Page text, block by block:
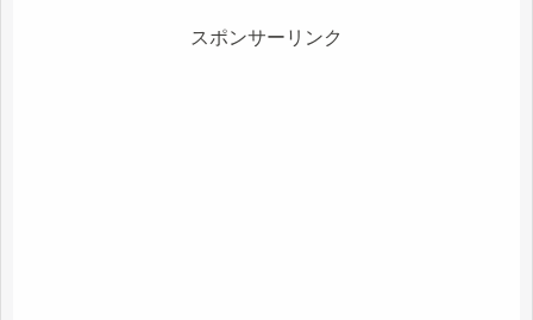
スポンサーリンク